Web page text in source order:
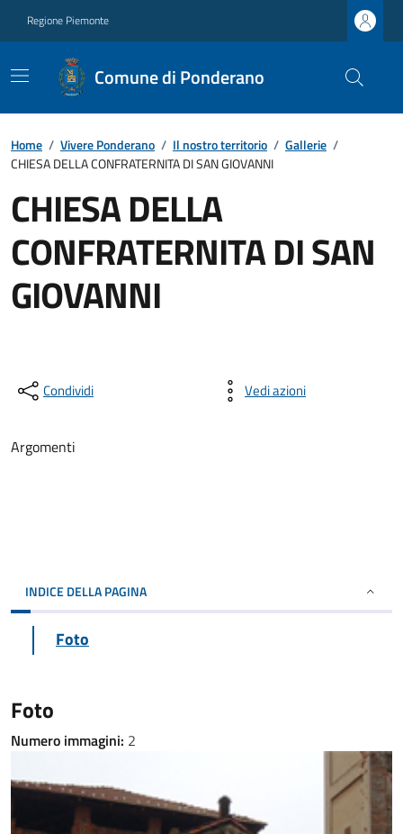
Regione Piemonte
Comune di Ponderano
Home / Vivere Ponderano / Il nostro territorio / Gallerie /
CHIESA DELLA CONFRATERNITA DI SAN GIOVANNI
CHIESA DELLA
CONFRATERNITA DI SAN
GIOVANNI
Condividi Vedi azioni
Argomenti
INDICE DELLA PAGINA
Foto
Foto
Numero immagini: 2